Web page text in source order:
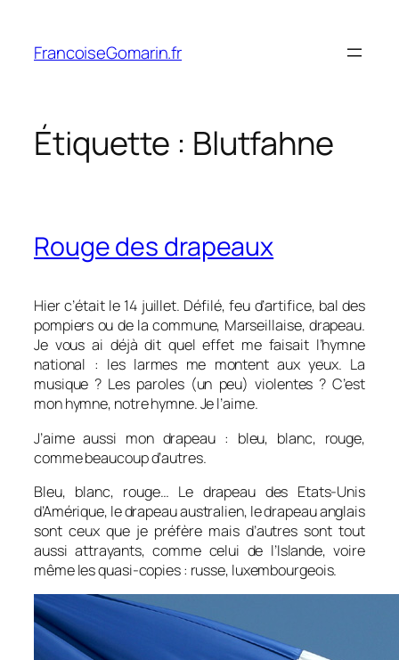
contenu
FrancoiseGomarin.fr
Étiquette : Blutfahne
Rouge des drapeaux
Hier c’était le 14 juillet. Défilé, feu d’artifice, bal des
pompiers ou de la commune, Marseillaise, drapeau.
Je vous ai déjà dit quel effet me faisait l’hymne
national : les larmes me montent aux yeux. La
musique ? Les paroles (un peu) violentes ? C’est
mon hymne, notre hymne. Je l’aime.
J’aime aussi mon drapeau : bleu, blanc, rouge,
comme beaucoup d’autres.
Bleu, blanc, rouge… Le drapeau des Etats-Unis
d’Amérique, le drapeau australien, le drapeau anglais
sont ceux que je préfère mais d’autres sont tout
aussi attrayants, comme celui de l’Islande, voire
même les quasi-copies : russe, luxembourgeois.